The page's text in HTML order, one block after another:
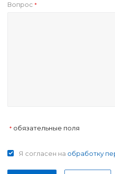
Вопрос *
* обязательные поля
Я согласен на обработку